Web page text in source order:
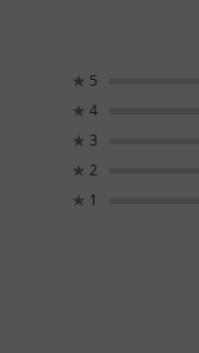
★ 5
★ 4
★ 3
★ 2
★ 1